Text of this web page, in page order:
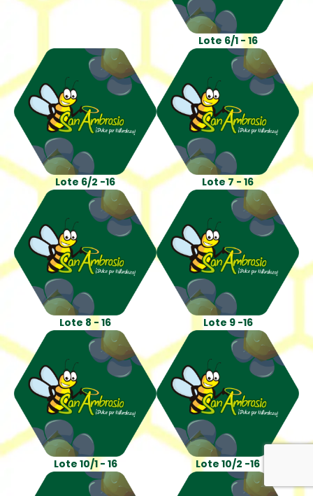
Lote 6/1 - 16
Lote 6/2 -16 Lote 7 - 16
Lote 8 - 16 Lote 9 -16
Lote 10/1 - 16 Lote 10/2 -16